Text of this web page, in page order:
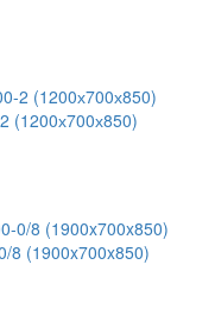
(1200х700х850)
8 (1900x700x850)